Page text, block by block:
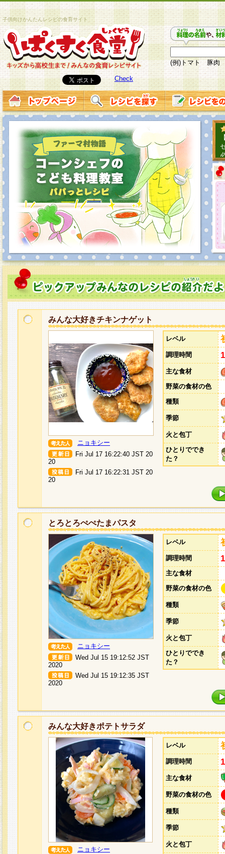
子供向けかんたんレシピの食育サイト
(例)トマト 豚肉
Check
みんな大好きチキンナゲット
ニョキシー
Fri Jul 17 16:22:40 JST 20
20
Fri Jul 17 16:22:31 JST 20
20
レベル
調理時間
主な食材
野菜の食材の色
種類
季節
火と包丁
ひとりででき
た？
とろとろぺぺたまパスタ
ニョキシー
Wed Jul 15 19:12:52 JST
2020
Wed Jul 15 19:12:35 JST
2020
レベル
調理時間
主な食材
野菜の食材の色
種類
季節
火と包丁
ひとりででき
た？
みんな大好きポテトサラダ
ニョキシー
レベル
調理時間
主な食材
野菜の食材の色
種類
季節
火と包丁